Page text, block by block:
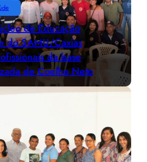
de Educação
do SAMU/Caxias
da base
de Coelho Neto